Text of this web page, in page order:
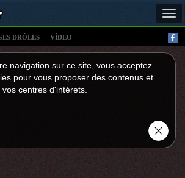
DRÔLES VÍDEO
navigation sur ce site, vous acceptez
pour vous proposer des contenus et
centres d'intérets.